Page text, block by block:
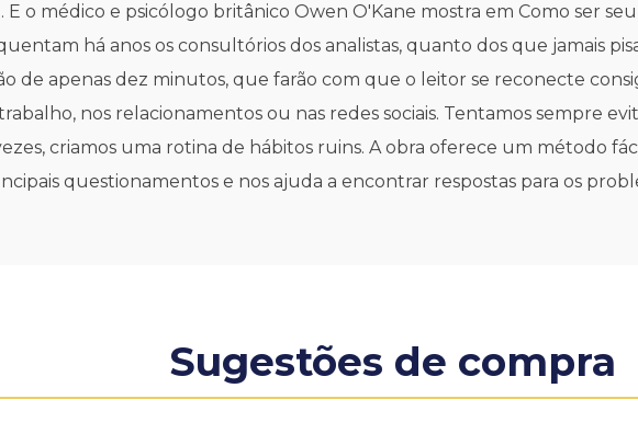
o médico e psicólogo britânico Owen O'Kane mostra em Como ser
há anos os consultórios dos analistas, quanto dos que jamais
de apenas dez minutos, que farão com que o leitor se reconecte
nos relacionamentos ou nas redes sociais. Tentamos sempre
criamos uma rotina de hábitos ruins. A obra oferece um método
questionamentos e nos ajuda a encontrar respostas para os
Sugestões de compra